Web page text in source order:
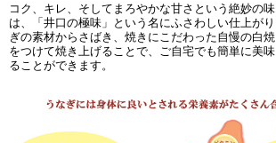
コク、キレ、そしてまろやかな甘さという絶妙の
は、「井口の極味」という名にふさわしい仕上が
ぎの素材からさばき、焼きにこだわった自慢の白
をつけて焼き上げることで、ご自宅でも簡単に美
ることができます。